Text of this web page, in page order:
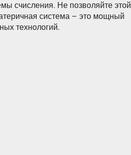
счисления. Не позволяйте этой
система – это мощный
технологий.